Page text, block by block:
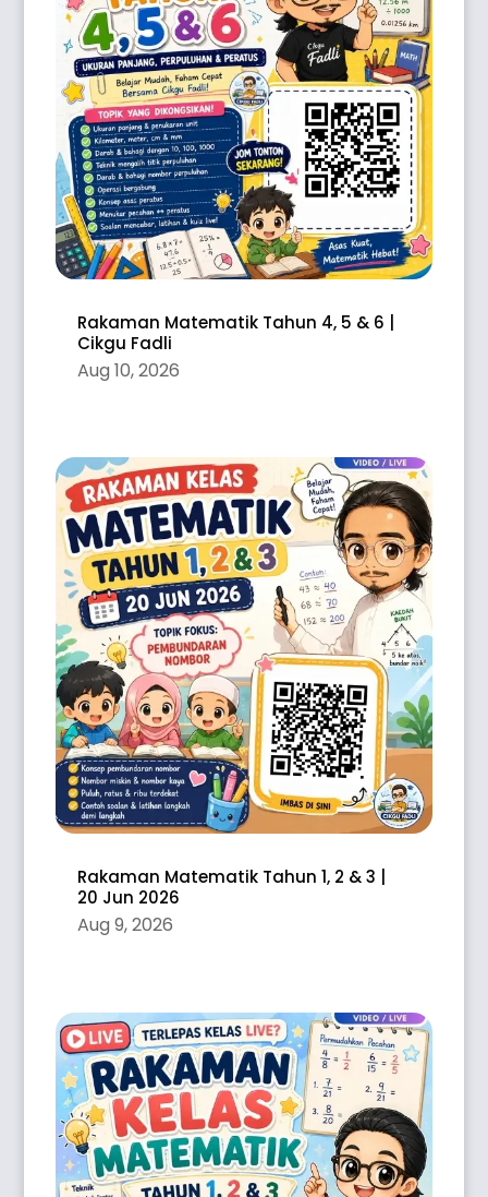
Rakaman Matematik Tahun 4, 5 & 6 |
Cikgu Fadli
Aug 10, 2026
Rakaman Matematik Tahun 1, 2 & 3 |
20 Jun 2026
Aug 9, 2026